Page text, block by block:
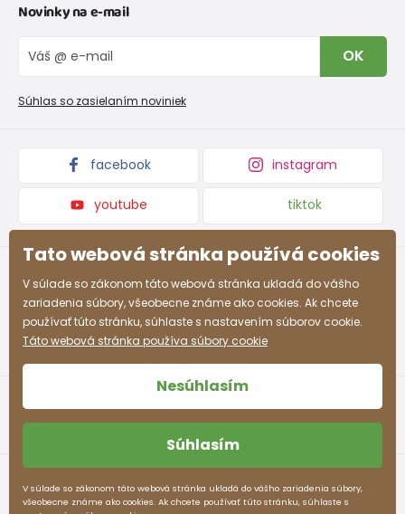
Tabuľka veľkostí obuvi
Vrátenie tovaru a reklamacie
Reklamačný poriadok
O nás
Kolekcie tovaru
Novinky na e-mail
OK
Súhlas so zasielaním noviniek
facebook instagram
youtube tiktok
pidilidi.sk © 2026. WebdesignLitvanyi.sk.
Tato webová stránka používá cookies
V súlade so zákonom táto webová stránka ukladá do vášho
zariadenia súbory, všeobecne známe ako cookies. Ak chcete
používať túto stránku, súhlaste s nastavením súborov cookie.
Táto webová stránka používa súbory cookie
Nesúhlasím
Súhlasím
V súlade so zákonom táto webová stránka ukladá do vášho zariadenia súbory,
všeobecne známe ako cookies. Ak chcete používať túto stránku, súhlaste s